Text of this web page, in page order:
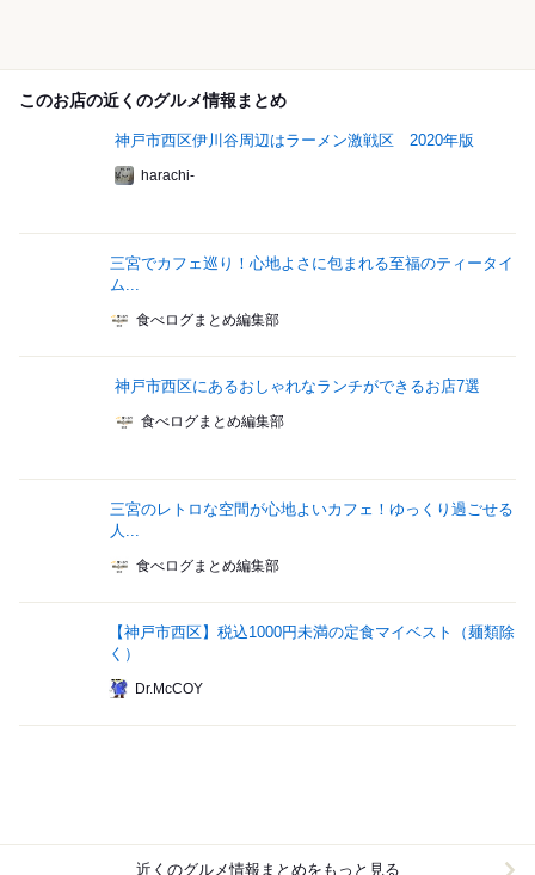
このお店の近くのグルメ情報まとめ
神戸市西区伊川谷周辺はラーメン激戦区 2020年版
harachi-
三宮でカフェ巡り！心地よさに包まれる至福のティータイ
ム...
食べログまとめ編集部
神戸市西区にあるおしゃれなランチができるお店7選
食べログまとめ編集部
三宮のレトロな空間が心地よいカフェ！ゆっくり過ごせる
人...
食べログまとめ編集部
【神戸市西区】税込1000円未満の定食マイベスト（麺類除
く）
Dr.McCOY
近くのグルメ情報まとめをもっと見る